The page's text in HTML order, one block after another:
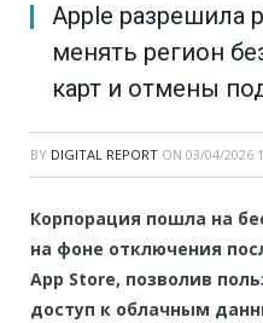
Apple разрешила
менять регион
карт и отмены
BY DIGITAL REPORT ON 03/04/2026
Корпорация пошла на
на фоне отключения
App Store, позволив
доступ к облачным